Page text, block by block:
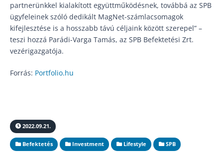
partnerünkkel kialakított együttműködésnek, továbbá az SPB
ügyfeleinek szóló dedikált MagNet-számlacsomagok
kifejlesztése is a hosszabb távú céljaink között szerepel” –
teszi hozzá Parádi-Varga Tamás, az SPB Befektetési Zrt.
vezérigazgatója.
Forrás: Portfolio.hu
2022.09.21.
Befektetés Investment Lifestyle SPB